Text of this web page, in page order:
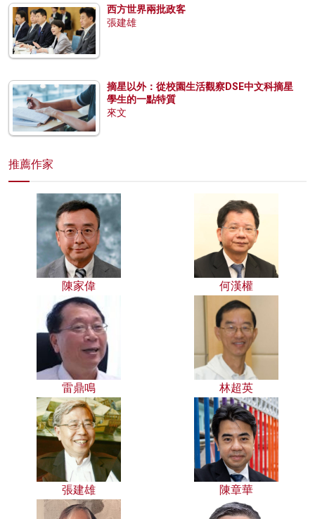
西方世界兩批政客
張建雄
摘星以外：從校園生活觀察DSE中文科摘星
學生的一點特質
來文
推薦作家
陳家偉 何漢權
雷鼎鳴 林超英
張建雄 陳章華